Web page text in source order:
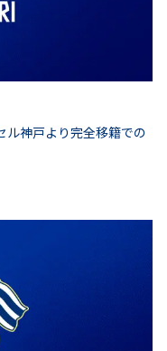
ル神戸より完全移籍での